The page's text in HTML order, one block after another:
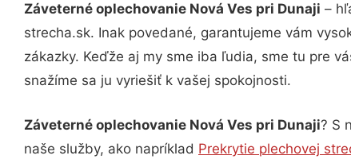
Záveterné oplechovanie Nová Ves pri Dunaji –
strecha.sk. Inak povedané, garantujeme vám
zákazky. Keďže aj my sme iba ľudia, sme tu pre
snažíme sa ju vyriešiť k vašej spokojnosti.
Záveterné oplechovanie Nová Ves pri Dunaji? S
naše služby, ako napríklad Prekrytie plechovej